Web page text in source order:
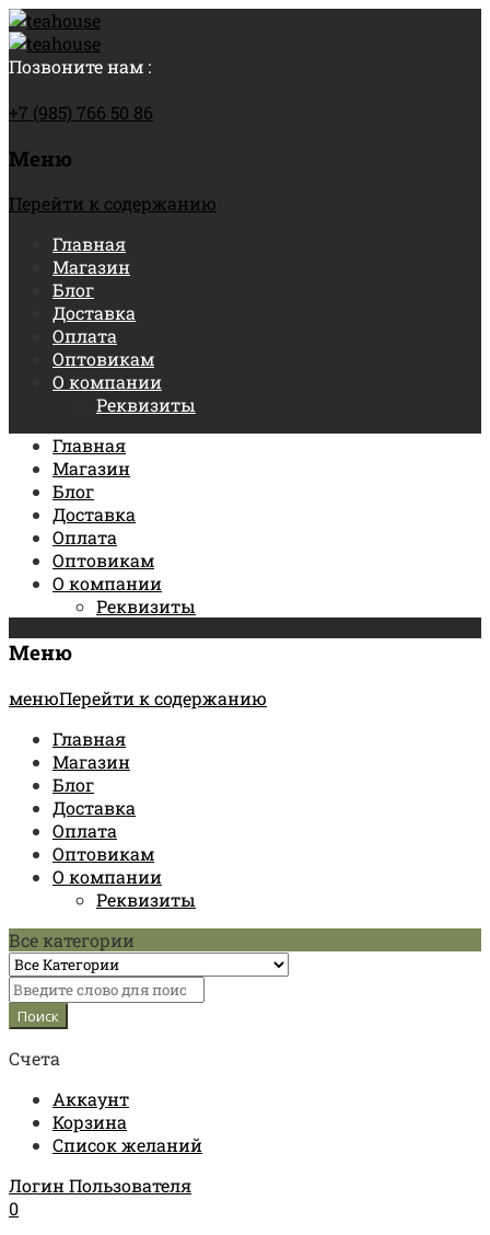
Позвоните нам :
+7 (985) 766 50 86
Меню
Перейти к содержанию
Главная
Магазин
Блог
Доставка
Оплата
Оптовикам
О компании
Реквизиты
Главная
Магазин
Блог
Доставка
Оплата
Оптовикам
О компании
Реквизиты
Меню
менюПерейти к содержанию
Главная
Магазин
Блог
Доставка
Оплата
Оптовикам
О компании
Реквизиты
Все категории
Счета
Аккаунт
Корзина
Список желаний
Логин Пользователя
0